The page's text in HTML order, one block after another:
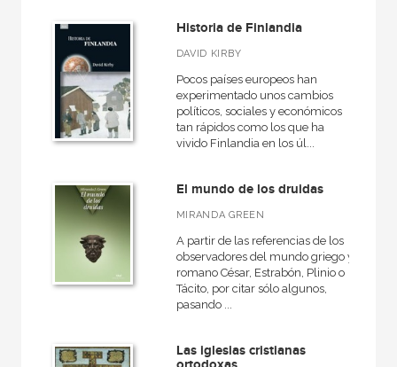
Historia de Finlandia
DAVID KIRBY
Pocos países europeos han
experimentado unos cambios
políticos, sociales y económicos
tan rápidos como los que ha
vivido Finlandia en los úl...
El mundo de los druidas
MIRANDA GREEN
A partir de las referencias de los
observadores del mundo griego y
romano César, Estrabón, Plinio o
Tácito, por citar sólo algunos,
pasando ...
Las iglesias cristianas